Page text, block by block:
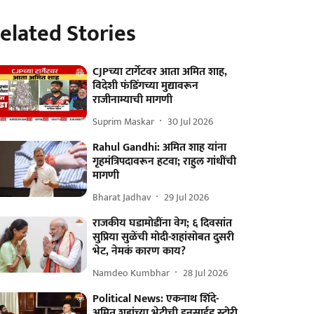
Stories
CJPच्या टार्गेटवर आता अमित शाह,
विदेशी फंडिंगच्या मुद्यावरून
राजीनाम्याची मागणी
Suprim Maskar 30 Jul 2026
Rahul Gandhi: अमित शाह यांना
गृहमंत्रिपदावरून हटवा; राहुल गांधींची
मागणी
Bharat Jadhav 29 Jul 2026
राजकीय घडामोडींना वेग; ६ दिवसांत
सुप्रिया सुळेंची मोदी-शहांसोबत दुसरी
भेट, नेमकं कारण काय?
Namdeo Kumbhar 28 Jul 2026
Political News: एकनाथ शिंदे-